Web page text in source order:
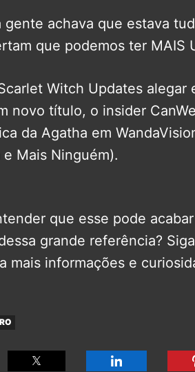
gente achava que estava
que podemos ter MAIS
Witch Updates
novo título, o insider
da Agatha em
Mais Ninguém).
que esse pode
grande referência?
mais informações e